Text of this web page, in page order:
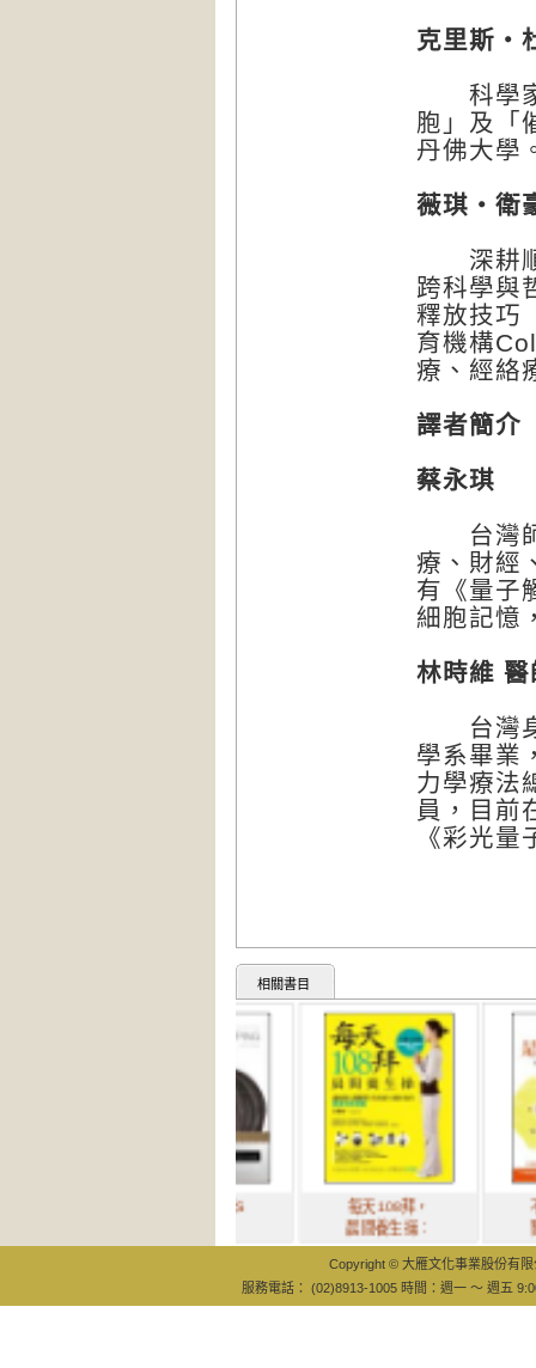
克里斯・
科學家
胞」及「
丹佛大學
薇琪・衛
深耕順
跨科學與
釋放技巧
育機構
療、經絡
譯者簡介
蔡永琪
台灣師
療、財經
有《量子
細胞記憶
林時維
台灣身
學系畢業
力學療法
員，目前
《彩光
相關書目
每天108拜，
晨間養生操：
不吃是最好
醫藥：不生
Copyright © 大雁文化事業股份有
服務電話： (02)8913-1005 時間：週一 ～ 週五